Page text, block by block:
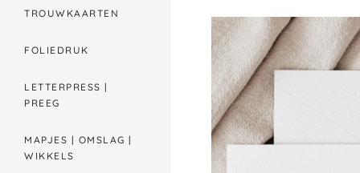
TROUWKAARTEN
FOLIEDRUK
LETTERPRESS |
PREEG
MAPJES | OMSLAG |
WIKKELS